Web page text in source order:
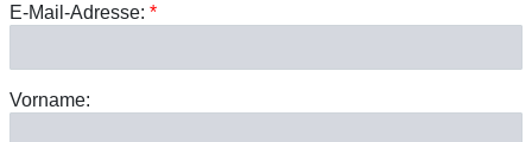
E-Mail-Adresse: *
Vorname: